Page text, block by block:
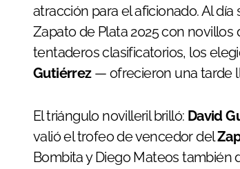
atracción para el aficionado. Al
Zapato de Plata 2025 con novillos
tentaderos clasificatorios, los
Gutiérrez— ofrecieron una tarde
El triángulo novilleril brilló: David
valió el trofeo de vencedor del
Bombita y Diego Mateos también